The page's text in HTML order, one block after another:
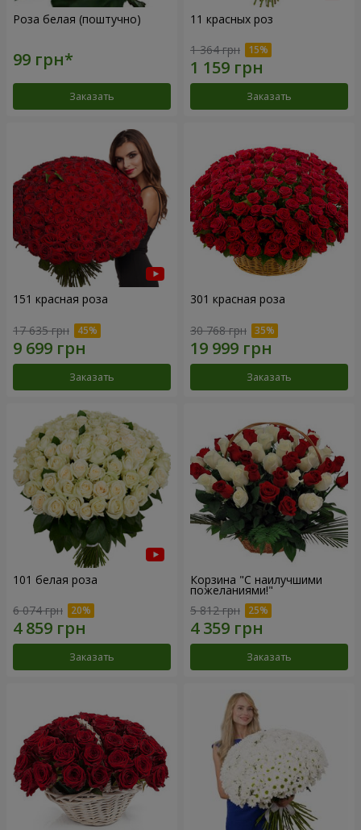
Роза белая (поштучно)
Заказать
11 красных роз
1 364 грн
Заказать
151 красная роза
17 635 грн
Заказать
301 красная роза
30 768 грн
Заказать
101 белая роза
6 074 грн
Заказать
Корзина "С наилучшими
пожеланиями!"
5 812 грн
Заказать